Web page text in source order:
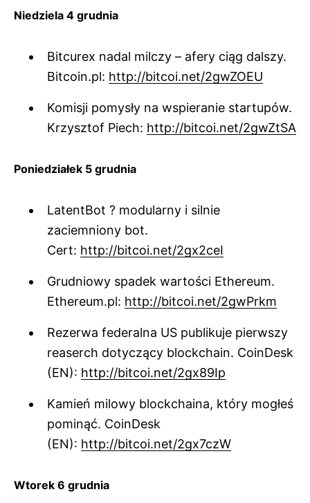
Niedziela 4 grudnia
Bitcurex nadal milczy – afery ciąg dalszy.
Bitcoin.pl: http://bitcoi.net/2gwZOEU
Komisji pomysły na wspieranie startupów.
Krzysztof Piech: http://bitcoi.net/2gwZtSA
Poniedziałek 5 grudnia
LatentBot ? modularny i silnie
zaciemniony bot.
Cert: http://bitcoi.net/2gx2ceI
Grudniowy spadek wartości Ethereum.
Ethereum.pl: http://bitcoi.net/2gwPrkm
Rezerwa federalna US publikuje pierwszy
reaserch dotyczący blockchain. CoinDesk
(EN): http://bitcoi.net/2gx89Ip
Kamień milowy blockchaina, który mogłeś
pominąć. CoinDesk
(EN): http://bitcoi.net/2gx7czW
Wtorek 6 grudnia